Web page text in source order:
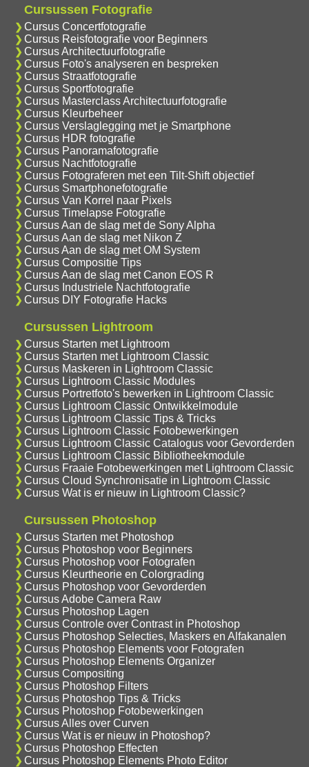
Cursussen Fotografie
Cursus Concertfotografie
Cursus Reisfotografie voor Beginners
Cursus Architectuurfotografie
Cursus Foto's analyseren en bespreken
Cursus Straatfotografie
Cursus Sportfotografie
Cursus Masterclass Architectuurfotografie
Cursus Kleurbeheer
Cursus Verslaglegging met je Smartphone
Cursus HDR fotografie
Cursus Panoramafotografie
Cursus Nachtfotografie
Cursus Fotograferen met een Tilt-Shift objectief
Cursus Smartphonefotografie
Cursus Van Korrel naar Pixels
Cursus Timelapse Fotografie
Cursus Aan de slag met de Sony Alpha
Cursus Aan de slag met Nikon Z
Cursus Aan de slag met OM System
Cursus Compositie Tips
Cursus Aan de slag met Canon EOS R
Cursus Industriele Nachtfotografie
Cursus DIY Fotografie Hacks
Cursussen Lightroom
Cursus Starten met Lightroom
Cursus Starten met Lightroom Classic
Cursus Maskeren in Lightroom Classic
Cursus Lightroom Classic Modules
Cursus Portretfoto's bewerken in Lightroom Classic
Cursus Lightroom Classic Ontwikkelmodule
Cursus Lightroom Classic Tips & Tricks
Cursus Lightroom Classic Fotobewerkingen
Cursus Lightroom Classic Catalogus voor Gevorderden
Cursus Lightroom Classic Bibliotheekmodule
Cursus Fraaie Fotobewerkingen met Lightroom Classic
Cursus Cloud Synchronisatie in Lightroom Classic
Cursus Wat is er nieuw in Lightroom Classic?
Cursussen Photoshop
Cursus Starten met Photoshop
Cursus Photoshop voor Beginners
Cursus Photoshop voor Fotografen
Cursus Kleurtheorie en Colorgrading
Cursus Photoshop voor Gevorderden
Cursus Adobe Camera Raw
Cursus Photoshop Lagen
Cursus Controle over Contrast in Photoshop
Cursus Photoshop Selecties, Maskers en Alfakanalen
Cursus Photoshop Elements voor Fotografen
Cursus Photoshop Elements Organizer
Cursus Compositing
Cursus Photoshop Filters
Cursus Photoshop Tips & Tricks
Cursus Photoshop Fotobewerkingen
Cursus Alles over Curven
Cursus Wat is er nieuw in Photoshop?
Cursus Photoshop Effecten
Cursus Photoshop Elements Photo Editor